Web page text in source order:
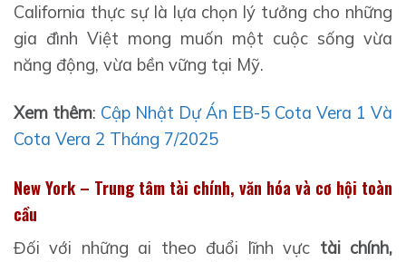
California thực sự là lựa chọn lý tưởng cho những
gia đình Việt mong muốn một cuộc sống vừa
năng động, vừa bền vững tại Mỹ.
Xem thêm: Cập Nhật Dự Án EB-5 Cota Vera 1 Và
Cota Vera 2 Tháng 7/2025
New York – Trung tâm tài chính, văn hóa và cơ hội toàn
cầu
Đối với những ai theo đuổi lĩnh vực tài chính,